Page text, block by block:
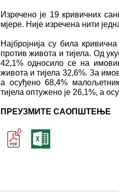
Изречено је 19 кривичних
мјере. Није изречена нити
Најбројнија су била
против живота и тијела. Од
42,1% односило се на
живота и тијела 32,6%. За
а осуђено 68,4%
тијела оптужено је 26,1%, а
ПРЕУЗМИТЕ САОПШТЕЊЕ